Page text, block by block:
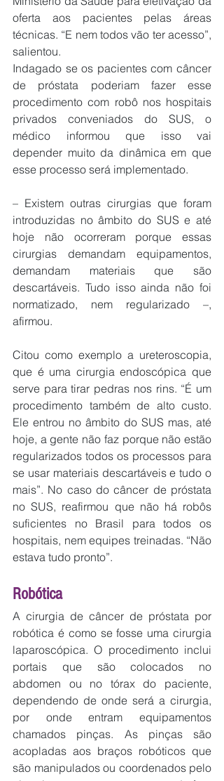
oferta aos pacientes pelas áreas
técnicas. “E nem todos vão ter acesso”,
salientou.
Indagado se os pacientes com câncer
de próstata poderiam fazer esse
procedimento com robô nos hospitais
privados conveniados do SUS, o
médico informou que isso vai
depender muito da dinâmica em que
esse processo será implementado.
– Existem outras cirurgias que foram
introduzidas no âmbito do SUS e até
hoje não ocorreram porque essas
cirurgias demandam equipamentos,
demandam materiais que são
descartáveis. Tudo isso ainda não foi
normatizado, nem regularizado –,
afirmou.
Citou como exemplo a ureteroscopia,
que é uma cirurgia endoscópica que
serve para tirar pedras nos rins. “É um
procedimento também de alto custo.
Ele entrou no âmbito do SUS mas, até
hoje, a gente não faz porque não estão
regularizados todos os processos para
se usar materiais descartáveis e tudo o
mais”. No caso do câncer de próstata
no SUS, reafirmou que não há robôs
suficientes no Brasil para todos os
hospitais, nem equipes treinadas. “Não
estava tudo pronto”.
Robótica
A cirurgia de câncer de próstata por
robótica é como se fosse uma cirurgia
laparoscópica. O procedimento inclui
portais que são colocados no
abdomen ou no tórax do paciente,
dependendo de onde será a cirurgia,
por onde entram equipamentos
chamados pinças. As pinças são
acopladas aos braços robóticos que
são manipulados ou coordenados pelo